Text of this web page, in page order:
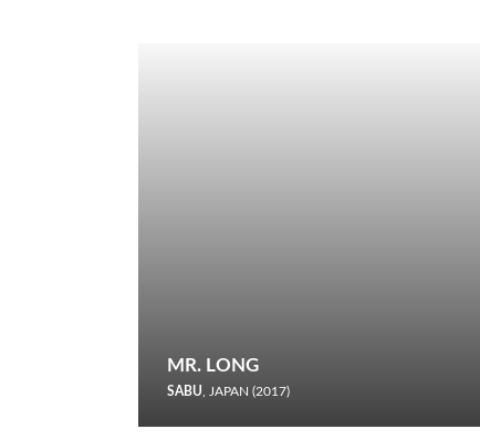
MR. LONG
SABU , JAPAN (2017)